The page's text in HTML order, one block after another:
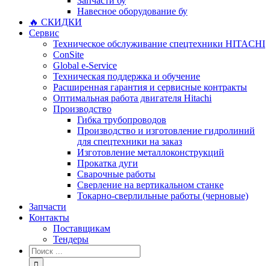
Навесное оборудование бу
🔥 СКИДКИ
Сервис
Техническое обслуживание спецтехники HITACHI
ConSite
Global e-Service
Техническая поддержка и обучение
Расширенная гарантия и сервисные контракты
Оптимальная работа двигателя Hitachi
Производство
Гибка трубопроводов
Производство и изготовление гидролиний
для спецтехники на заказ
Изготовление металлоконструкций
Прокатка дуги
Сварочные работы
Сверление на вертикальном станке
Токарно-сверлильные работы (черновые)
Запчасти
Контакты
Поставщикам
Тендеры
Результат
поиска: